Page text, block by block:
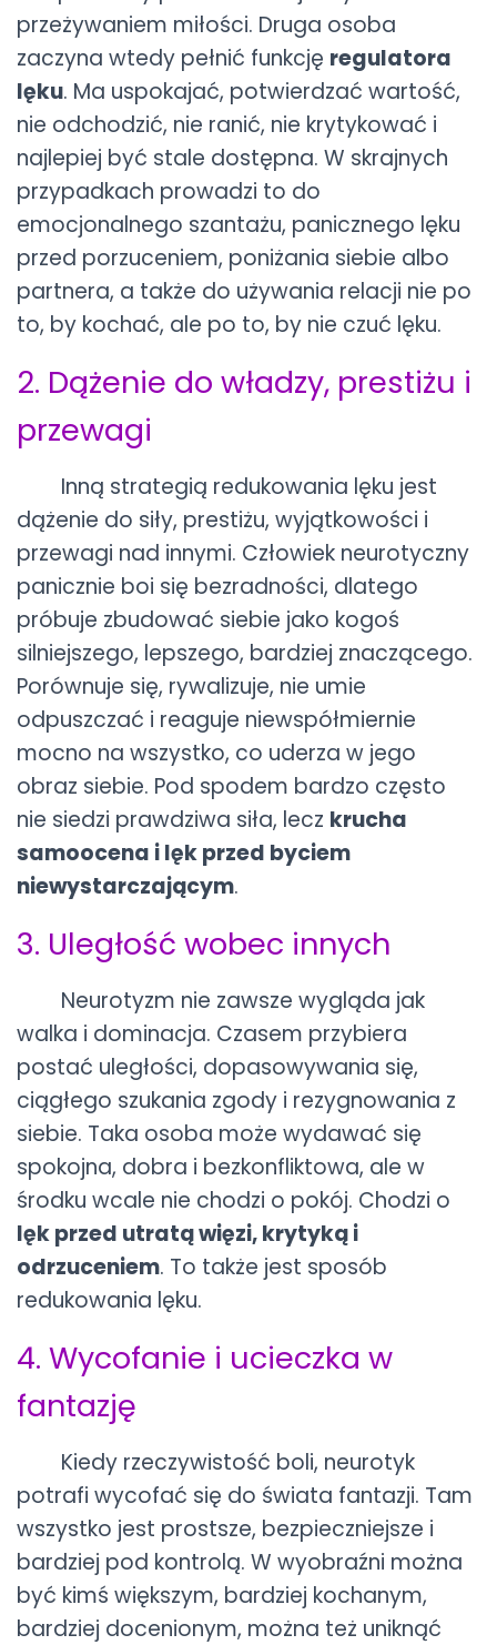
przeżywaniem miłości. Druga osoba
zaczyna wtedy pełnić funkcję regulatora
lęku. Ma uspokajać, potwierdzać wartość,
nie odchodzić, nie ranić, nie krytykować i
najlepiej być stale dostępna. W skrajnych
przypadkach prowadzi to do
emocjonalnego szantażu, panicznego lęku
przed porzuceniem, poniżania siebie albo
partnera, a także do używania relacji nie po
to, by kochać, ale po to, by nie czuć lęku.
2. Dążenie do władzy, prestiżu i
przewagi
Inną strategią redukowania lęku jest
dążenie do siły, prestiżu, wyjątkowości i
przewagi nad innymi. Człowiek neurotyczny
panicznie boi się bezradności, dlatego
próbuje zbudować siebie jako kogoś
silniejszego, lepszego, bardziej znaczącego.
Porównuje się, rywalizuje, nie umie
odpuszczać i reaguje niewspółmiernie
mocno na wszystko, co uderza w jego
obraz siebie. Pod spodem bardzo często
nie siedzi prawdziwa siła, lecz krucha
samoocena i lęk przed byciem
niewystarczającym.
3. Uległość wobec innych
Neurotyzm nie zawsze wygląda jak
walka i dominacja. Czasem przybiera
postać uległości, dopasowywania się,
ciągłego szukania zgody i rezygnowania z
siebie. Taka osoba może wydawać się
spokojna, dobra i bezkonfliktowa, ale w
środku wcale nie chodzi o pokój. Chodzi o
lęk przed utratą więzi, krytyką i
odrzuceniem. To także jest sposób
redukowania lęku.
4. Wycofanie i ucieczka w
fantazję
Kiedy rzeczywistość boli, neurotyk
potrafi wycofać się do świata fantazji. Tam
wszystko jest prostsze, bezpieczniejsze i
bardziej pod kontrolą. W wyobraźni można
być kimś większym, bardziej kochanym,
bardziej docenionym, można też uniknąć